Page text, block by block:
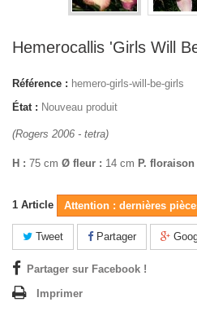
Hemerocallis 'Girls Will
Référence : hemero-girls-will-be-girls
État : Nouveau produit
(Rogers 2006 - tetra)
H : 75 cm Ø fleur : 14 cm P. floraison
1 Article Attention : dernières
Tweet Partager
Partager sur Facebook !
Imprimer